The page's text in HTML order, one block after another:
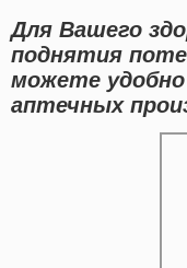
Для Вашего
поднятия
можете
аптечных